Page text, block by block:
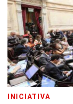
INICIATIVA